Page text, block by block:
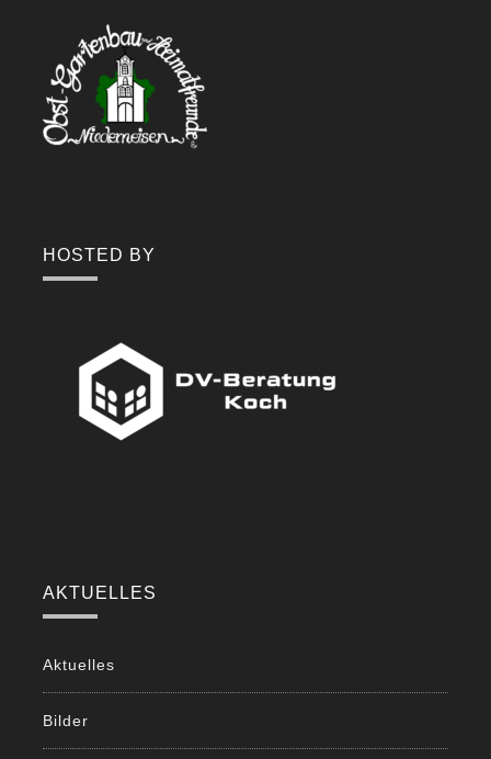
HOSTED BY
AKTUELLES
Aktuelles
Bilder